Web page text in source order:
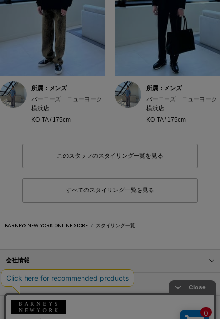
所属：メンズ
バーニーズ ニューヨーク
横浜店
KO-TA / 175cm
所属：メンズ
バーニーズ ニューヨーク
横浜店
KO-TA / 175cm
このスタッフのスタイリング一覧を見る
すべてのスタイリング一覧を見る
BARNEYS NEW YORK ONLINE STORE スタイリング一覧
会社情報
オンラインストアショッピングガイド
店舗情報